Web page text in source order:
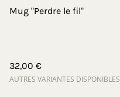
Mug "Perdre le fil"
32,00 €
AUTRES VARIANTES DISPONIBLES